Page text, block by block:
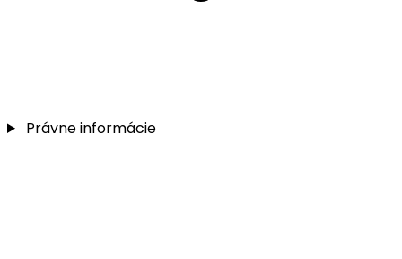
Právne informácie